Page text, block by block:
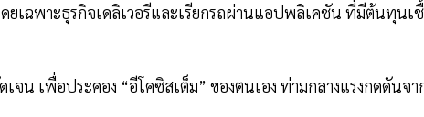
ยเฉพาะธุรกิจเดลิเวอรีและเรียกรถผ่านแอปพลิเคชัน ที่มีต้นทุนเ
จน เพื่อประคอง “อีโคซิสเต็ม” ของตนเอง ท่ามกลางแรงกดดันจา